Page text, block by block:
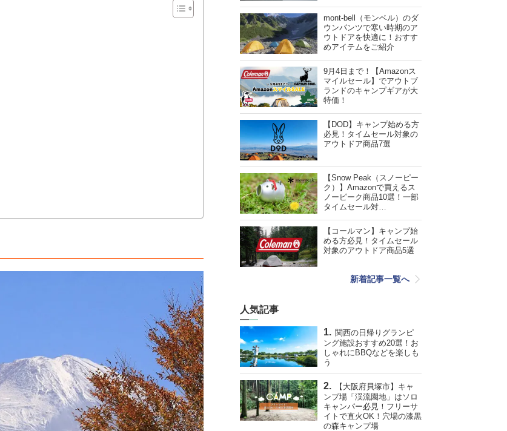
mont-bell（モンベル）のダ
ウンパンツで寒い時期のア
ウトドアを快適に！おすす
めアイテムをご紹介
9月4日まで！【Amazonス
マイルセール】でアウトブ
ランドのキャンプギアが大
特価！
【DOD】キャンプ始める方
必見！タイムセール対象の
アウトドア商品7選
【Snow Peak（スノーピー
ク）】Amazonで買えるス
ノーピーク商品10選！一部
タイムセール対…
【コールマン】キャンプ始
める方必見！タイムセール
対象のアウトドア商品5選
新着記事一覧へ
人気記事
関西の日帰りグランピ
ング施設おすすめ20選！お
しゃれにBBQなどを楽しも
う
【大阪府貝塚市】キャ
ンプ場「渓流園地」はソロ
キャンパー必見！フリーサ
イトで直火OK！穴場の漆黒
の森キャンプ場